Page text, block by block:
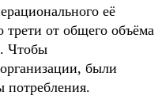
её
трети от общего объёма
Чтобы
были